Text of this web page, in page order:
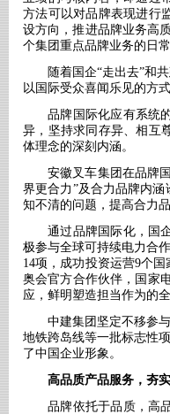
方法可以对品牌表现进行
设方向，推进品牌业务高
个集团重点品牌业务的日
随着国企“走出去”和
以国际受众喜闻乐见的方
品牌国际化应有系统
异，坚持求同存异、相互
体理念的深刻内涵。
安徽叉车集团在品牌
界更合力”及合力品牌内
知不清的问题，提高合力
通过品牌国际化，国
极参与全球可持续电力合
14项，成功投资运营9个
奥会官方合作伙伴，国家
应，鲜明塑造担当作为的
中建集团坚定不移参
地铁跨岛线等一批标志性
了中国企业形象。
高品质产品服务，夯
品牌依托于品质，高